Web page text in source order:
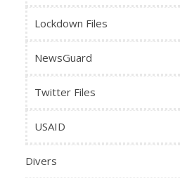
Lockdown Files
NewsGuard
Twitter Files
USAID
Divers